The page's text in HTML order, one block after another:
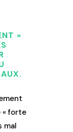
»
« forte
mal